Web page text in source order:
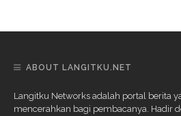
ABOUT LANGITKU.NET
Langitku Networks adalah portal berita
mencerahkan bagi pembacanya. Hadir